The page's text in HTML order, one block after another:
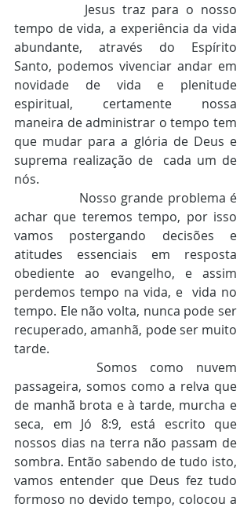
tempo de vida, a experiência da vida
abundante, através do Espírito
Santo, podemos vivenciar andar em
novidade de vida e plenitude
espiritual, certamente nossa
maneira de administrar o tempo tem
que mudar para a glória de Deus e
suprema realização de  cada um de
nós.
achar que teremos tempo, por isso
vamos postergando decisões e
atitudes essenciais em resposta
obediente ao evangelho, e assim
perdemos tempo na vida, e  vida no
tempo. Ele não volta, nunca pode ser
recuperado, amanhã, pode ser muito
tarde.
passageira, somos como a relva que
de manhã brota e à tarde, murcha e
seca, em Jó 8:9, está escrito que
nossos dias na terra não passam de
sombra. Então sabendo de tudo isto,
vamos entender que Deus fez tudo
formoso no devido tempo, colocou a